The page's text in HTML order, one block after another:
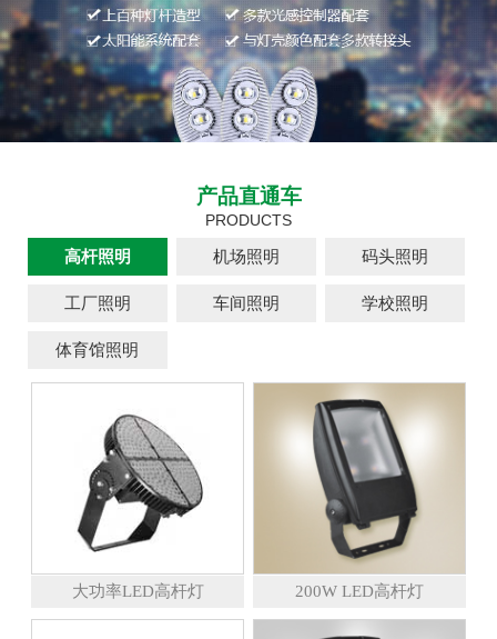
产品直通车
PRODUCTS
高杆照明 机场照明 码头照明
工厂照明 车间照明 学校照明
体育馆照明
大功率LED高杆灯 200W LED高杆灯